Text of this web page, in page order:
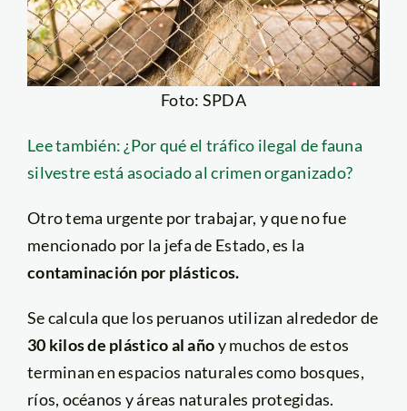
Foto: SPDA
Lee también: ¿Por qué el tráfico ilegal de fauna
silvestre está asociado al crimen organizado?
Otro tema urgente por trabajar, y que no fue
mencionado por la jefa de Estado, es la
contaminación por plásticos.
Se calcula que los peruanos utilizan alrededor de
30 kilos de plástico al añoy muchos de estos
terminan en espacios naturales como bosques,
ríos, océanos y áreas naturales protegidas.